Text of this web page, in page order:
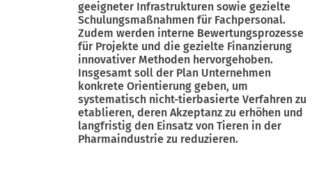
geeigneter Infrastrukturen sowie gezielte
Schulungsmaßnahmen für Fachpersonal.
Zudem werden interne Bewertungsprozesse
für Projekte und die gezielte Finanzierung
innovativer Methoden hervorgehoben.
Insgesamt soll der Plan Unternehmen
konkrete Orientierung geben, um
systematisch nicht-tierbasierte Verfahren zu
etablieren, deren Akzeptanz zu erhöhen und
langfristig den Einsatz von Tieren in der
Pharmaindustrie zu reduzieren.